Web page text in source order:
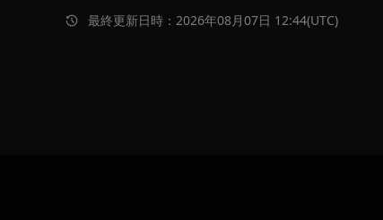
最終更新日時：2026年08月07日 12:44(UTC)